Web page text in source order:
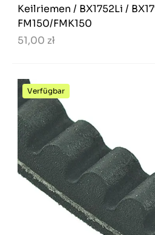
Keilriemen / BX1752Li /
FM150/FMK150
51,00 zł
Verfügbar